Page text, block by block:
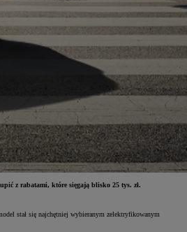
z rabatami, które sięgają blisko 25 tys. zł.
stał się najchętniej wybieranym zelektryfikowanym